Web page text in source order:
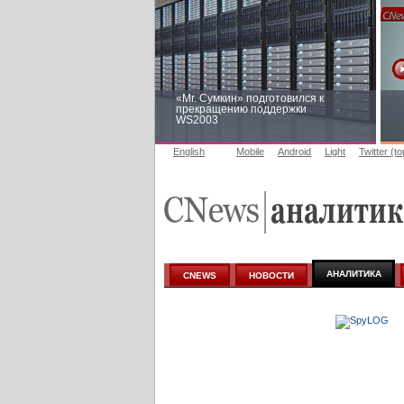
«Mr. Сумкин» подготовился к
прекращению поддержки
WS2003
аналитике
English Mobile Android Light Twitter
CNEWS НОВОСТИ АНАЛИТИКА